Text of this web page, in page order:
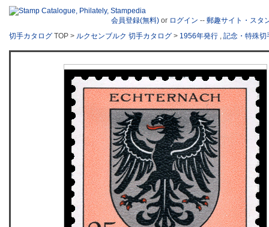
会員登録(無料) or ログイン -- 郵趣サイト・スタ
切手カタログ TOP > ルクセンブルク 切手カタログ > 1956年発行 , 記念・特殊切